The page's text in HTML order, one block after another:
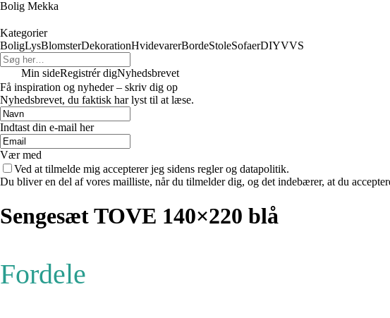
Bolig Mekka
Kategorier
BoligLysBlomsterDekorationHvidevarerBordeStoleSofaerDIYVVS
Min sideRegistrér digNyhedsbrevet
Få inspiration og nyheder – skriv dig op
Nyhedsbrevet, du faktisk har lyst til at læse.
Indtast din e-mail her
Vær med
Ved at tilmelde mig accepterer jeg sidens regler og datapolitik.
Du bliver en del af vores mailliste, når du tilmelder dig, og det indebærer, at du
Sengesæt TOVE 140×220 blå
Fordele